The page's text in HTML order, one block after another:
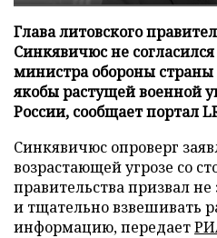
Глава литовского
Синкявичюс не
министра обороны страны
якобы растущей военной
России, сообщает портал
Синкявичюс опроверг
возрастающей угрозе со
правительства призвал
и тщательно взвешивать
информацию, передает